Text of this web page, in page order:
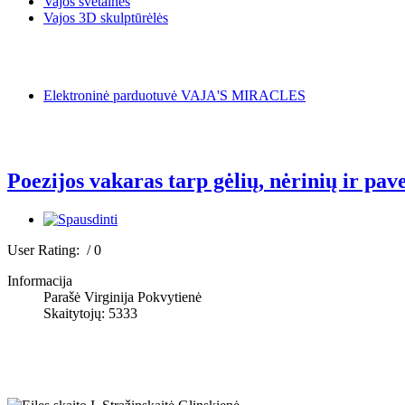
Vajos 3D skulptūrėlės
Elektroninė parduotuvė VAJA'S MIRACLES
Poezijos vakaras tarp gėlių, nėrinių ir
User Rating: / 0
Informacija
Parašė Virginija Pokvytienė
Skaitytojų: 5333